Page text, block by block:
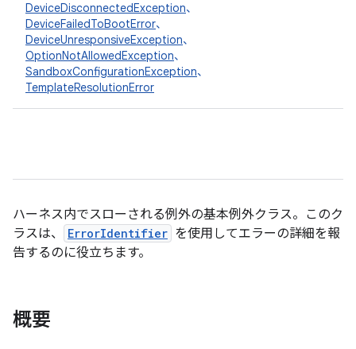
DeviceDisconnectedException、
DeviceFailedToBootError、
DeviceUnresponsiveException、
OptionNotAllowedException、
SandboxConfigurationException、
TemplateResolutionError
ハーネス内でスローされる例外の基本例外クラス。このク
ラスは、
ErrorIdentifier を使用してエラーの詳細を報
告するのに役立ちます。
概要